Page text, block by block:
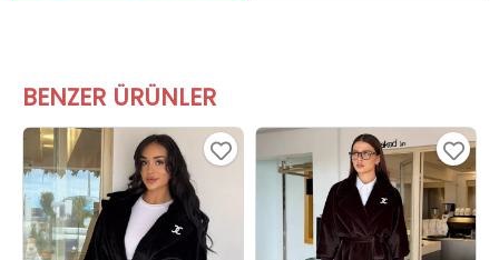
BENZER ÜRÜNLER